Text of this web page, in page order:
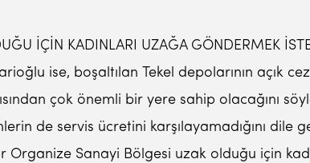
İÇİN KADINLARI UZAĞA GÖNDERMEK
ise, boşaltılan Tekel depolarının açık
çok önemli bir yere sahip olacağını
de servis ücretini karşılayamadığını dile
Sanayi Bölgesi uzak olduğu için